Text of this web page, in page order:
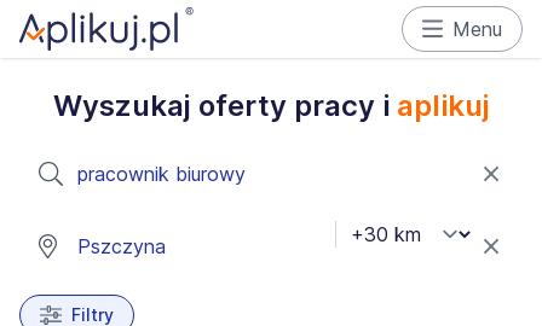
Menu
Wyszukaj oferty pracy i aplikuj
Filtry